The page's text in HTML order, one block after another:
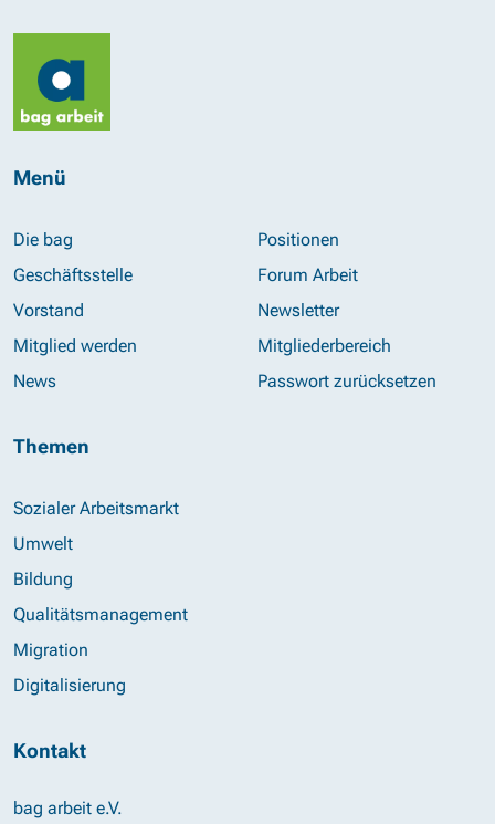
Menü
Die bag
Geschäftsstelle
Vorstand
Mitglied werden
News
Positionen
Forum Arbeit
Newsletter
Mitgliederbereich
Passwort zurücksetzen
Themen
Sozialer Arbeitsmarkt
Umwelt
Bildung
Qualitätsmanagement
Migration
Digitalisierung
Kontakt
bag arbeit e.V.